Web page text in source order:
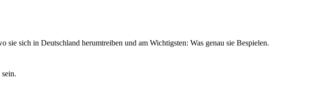
sich in Deutschland herumtreiben und am Wichtigsten: Was genau sie Bespielen.